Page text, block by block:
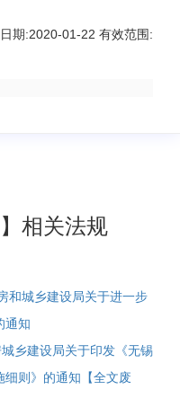
日期:2020-01-22 有效范围:
相关法规
和城乡建设局关于进一步
通知
乡建设局关于印发《无锡
则》的通知【全文废